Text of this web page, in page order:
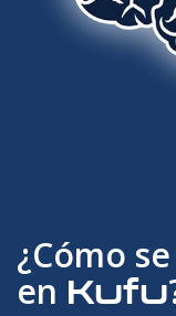
¿Cómo
en Kufu